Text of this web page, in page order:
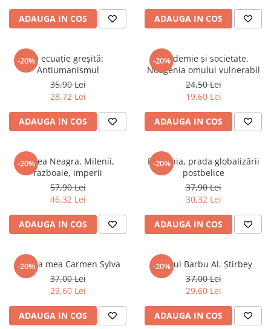
ADAUGA IN COS ADAUGA IN COS
-20%O ecuație greșită:
Antiumanismul
35,90 Lei
28,72 Lei
ADAUGA IN COS
-20%
Pandemie și societate.
Noogenia omului vulnerabil
24,50 Lei
19,60 Lei
ADAUGA IN COS
-20%
Marea Neagra. Milenii,
razboaie, imperii
57,90 Lei
46,32 Lei
ADAUGA IN COS
-20%
România, prada globalizării
postbelice
37,90 Lei
30,32 Lei
ADAUGA IN COS
-20%
Regina mea Carmen Sylva
37,00 Lei
29,60 Lei
ADAUGA IN COS
-20%
Prințul Barbu Al. Știrbey
37,00 Lei
29,60 Lei
ADAUGA IN COS